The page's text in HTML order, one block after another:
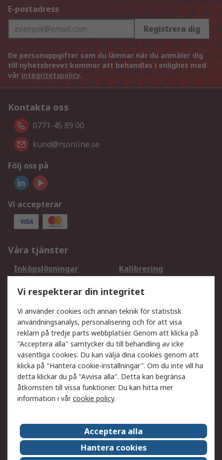
E-postadress
Registrera dig
De personuppgifter som du lämnar när du anmäler dig
till nyhetsbrevet kommer att behandlas i enlighet med
vår integritetspolicy.
Kontakta oss
0771-45 89 00
kund@rsonline.se
Följ oss på
Vi accepterar
Våra tjänster
Inköpslösningar
Kalibrering
DesignSpark
Teknisk Support
Ditt lokala säljteam
Exportlösningar
Support
Få hjälp
Retur av varor
Leverans
Spåra din order
Begär en fakturakopi
Fördelar med RS-konto
Betalningsalternativ
Om RS
Försäljningsvillkor
Det juridiska
Press Centre
Vi respekterar din integritet
Vi använder cookies och annan teknik för statistisk
användningsanalys, personalisering och för att visa
reklam på tredje parts webbplatser. Genom att klicka på
"Acceptera alla" samtycker du till behandling av icke
väsentliga cookies. Du kan välja dina cookies genom att
klicka på "Hantera cookie-inställningar". Om du inte vill ha
detta klickar du på "Avvisa alla". Detta kan begränsa
åtkomsten till vissa funktioner. Du kan hitta mer
information i vårcookie policy.
Acceptera alla
Hantera cookies